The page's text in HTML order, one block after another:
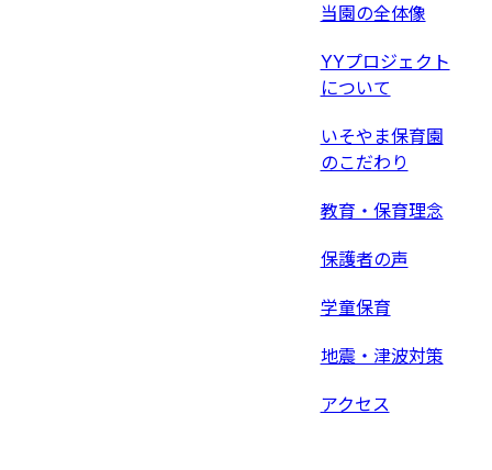
当園の全体像
YYプロジェクト
について
いそやま保育園
のこだわり
教育・保育理念
保護者の声
学童保育
地震・津波対策
アクセス